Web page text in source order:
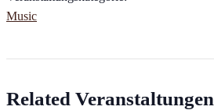
Music
Related Veranstaltungen